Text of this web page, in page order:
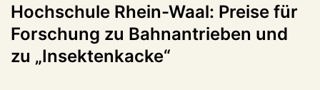
Hochschule Rhein-Waal: Preise für
Forschung zu Bahnantrieben und
zu „Insektenkacke“